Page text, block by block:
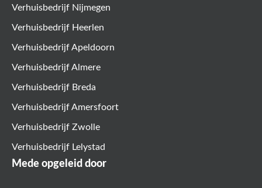
Verhuisbedrijf Nijmegen
Verhuisbedrijf Heerlen
Verhuisbedrijf Apeldoorn
Verhuisbedrijf Almere
Verhuisbedrijf Breda
Verhuisbedrijf Amersfoort
Verhuisbedrijf Zwolle
Verhuisbedrijf Lelystad
Mede opgeleid door